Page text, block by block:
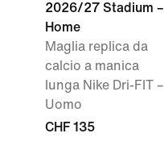
2026/27 Stadium –
Home
Maglia replica da
calcio a manica
lunga Nike Dri-FIT –
Uomo
CHF 135